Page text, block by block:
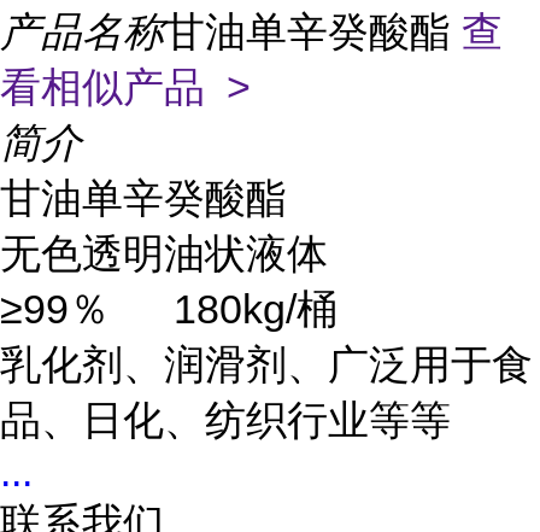
产品名称甘油单辛癸酸酯 查
看相似产品 >
简介
甘油单辛癸酸酯
无色透明油状液体
≥99％
180kg/桶
乳化剂、润滑剂、广泛用于食
品、日化、纺织行业等等
...
联系我们